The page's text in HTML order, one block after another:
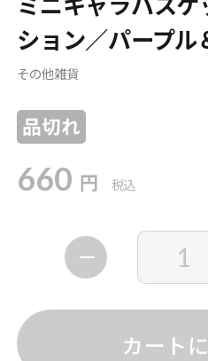
ション／パープル
その他雑貨
品切れ
660 円 税込
カート